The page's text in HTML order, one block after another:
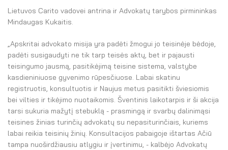
Lietuvos Carito vadovei antrina ir Advokatų tarybos pirmininkas
Mindaugas Kukaitis.
„Apskritai advokato misija yra padėti žmogui jo teisinėje bėdoje,
padėti susigaudyti ne tik tarp teisės aktų, bet ir pajausti
teisingumo jausmą, pasitikėjimą teisine sistema, valstybe
kasdieniniuose gyvenimo rūpesčiuose. Labai skatinu
registruotis, konsultuotis ir Naujus metus pasitikti šviesiomis
bei vilties ir tikėjimo nuotaikomis. Šventinis laikotarpis ir ši akcija
tarsi sukuria mažytį stebuklą - prasmingą ir svarbų dalinimąsi
teisines žinias turinčių advokatų su nepasiturinčiais, kuriems
labai reikia teisinių žinių. Konsultacijos pabaigoje ištartas Ačiū
tampa nuoširdžiausiu atlygiu ir įvertinimu, - kalbėjo Advokatų